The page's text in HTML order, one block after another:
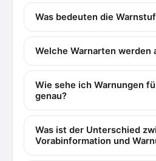
Was bedeuten die
Welche Warnarten werden
Wie sehe ich Warnungen
genau?
Was ist der Unterschied
Vorabinformation und